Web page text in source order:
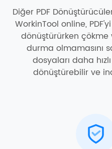
Diğer PDF
WorkinTool online,
dönüştürürken çökme
durma olmamasını
dosyaları daha
dönüştürebilir ve